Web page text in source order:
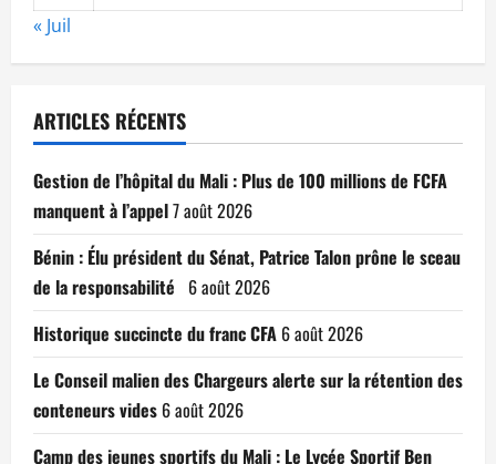
« Juil
ARTICLES RÉCENTS
Gestion de l’hôpital du Mali : Plus de 100 millions de FCFA
manquent à l’appel7 août 2026
Bénin : Élu président du Sénat, Patrice Talon prône le sceau
de la responsabilité 6 août 2026
Historique succincte du franc CFA 6 août 2026
Le Conseil malien des Chargeurs alerte sur la rétention des
conteneurs vides 6 août 2026
Camp des jeunes sportifs du Mali : Le Lycée Sportif Ben